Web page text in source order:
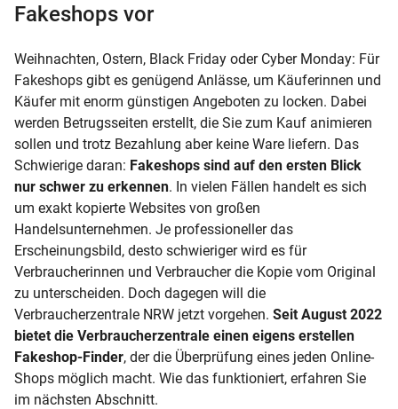
Fakeshops vor
Weihnachten, Ostern, Black Friday oder Cyber Monday: Für
Fakeshops gibt es genügend Anlässe, um Käuferinnen und
Käufer mit enorm günstigen Angeboten zu locken. Dabei
werden Betrugsseiten erstellt, die Sie zum Kauf animieren
sollen und trotz Bezahlung aber keine Ware liefern. Das
Schwierige daran: Fakeshops sind auf den ersten Blick
nur schwer zu erkennen. In vielen Fällen handelt es sich
um exakt kopierte Websites von großen
Handelsunternehmen. Je professioneller das
Erscheinungsbild, desto schwieriger wird es für
Verbraucherinnen und Verbraucher die Kopie vom Original
zu unterscheiden. Doch dagegen will die
Verbraucherzentrale NRW jetzt vorgehen. Seit August 2022
bietet die Verbraucherzentrale einen eigens erstellen
Fakeshop-Finder, der die Überprüfung eines jeden Online-
Shops möglich macht. Wie das funktioniert, erfahren Sie
im nächsten Abschnitt.